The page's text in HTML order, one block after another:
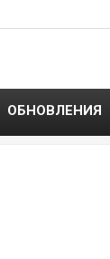
ОБНОВЛЕНИЯ